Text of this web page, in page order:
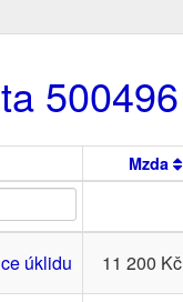
500496
Mzda
úklidu 11 200 Kč